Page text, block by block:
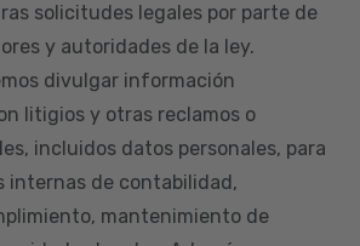
solicitudes legales por parte de
y autoridades de la ley.
divulgar información
litigios y otras reclamos o
incluidos datos personales, para
internas de contabilidad,
mantenimiento de